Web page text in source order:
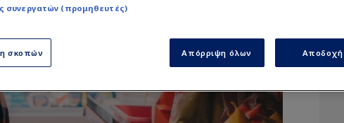
συνεργατών (προμηθευτές)
σκοπών Απόρριψη όλων Αποδοχή